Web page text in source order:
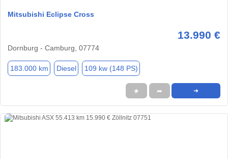
Mitsubishi Eclipse Cross
13.990 €
Dornburg - Camburg, 07774
183.000 km Diesel 109 kw (148 PS)
★ ➦ ➜